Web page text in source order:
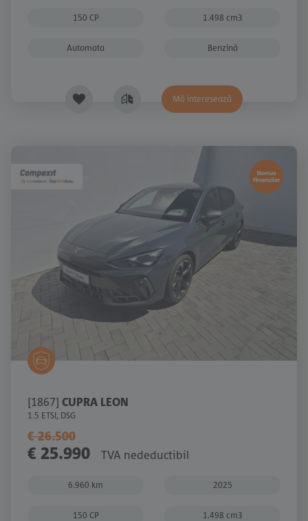
150 CP 1.498 cm3
Automata Benzină
Mă interesează
[1867] CUPRA LEON
1.5 ETSI, DSG
€ 26.500
€ 25.990 TVA nedeductibil
6.960 km 2025
150 CP 1.498 cm3